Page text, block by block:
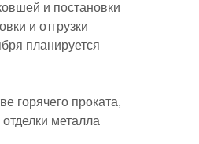
и постановки
и отгрузки
планируется
горячего проката,
металла